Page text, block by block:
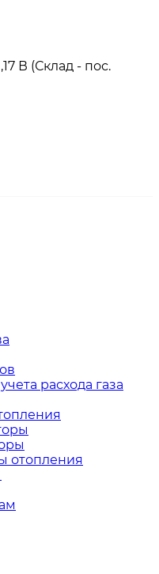
В (Склад - пос.
расхода газа
отопления